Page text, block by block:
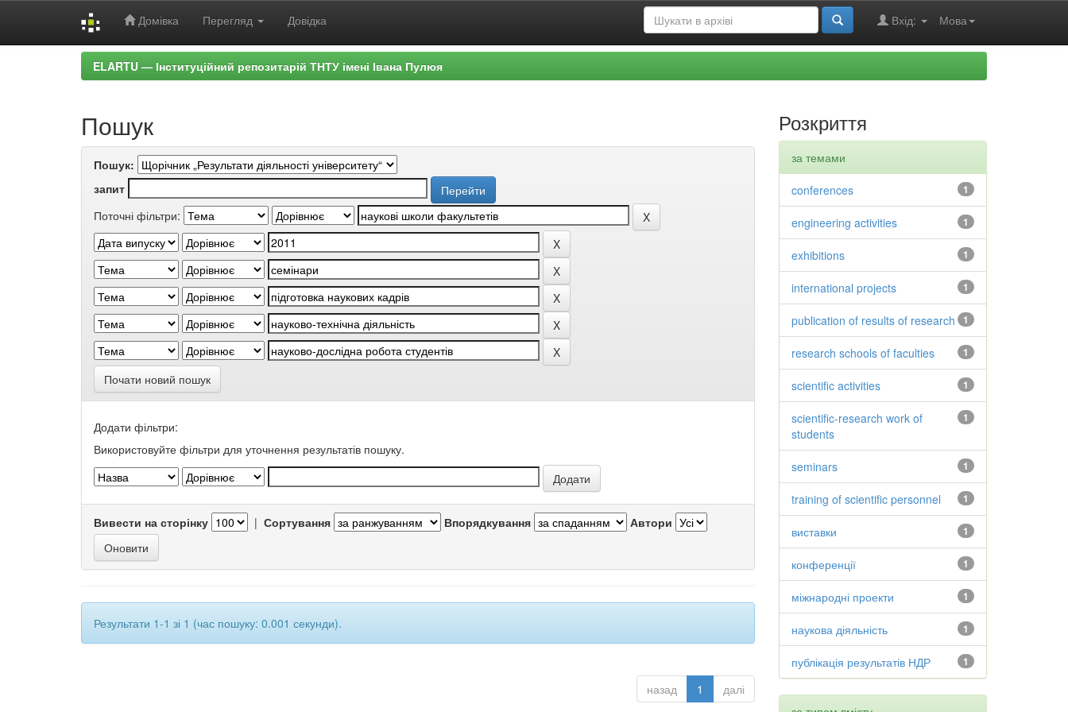
Домівка Перегляд Довідка Мова
Вхід:
ELARTU — Інституційний репозитарій ТНТУ імені Івана Пулюя
Пошук
Пошук:
запит
Поточні фільтри:
Почати новий пошук
Додати фільтри:
Використовуйте фільтри для уточнення результатів пошуку.
Вивести на сторінку | Сортування Впорядкування Автори
Результати 1-1 зі 1 (час пошуку: 0.001 секунди).
назад 1 далі
Розкриття
за темами
1
conferences
1
engineering activities
1
exhibitions
1
international projects
1
publication of results of research
1
research schools of faculties
1
scientific activities
1
scientific-research work of
students
1
seminars
1
training of scientific personnel
1
виставки
1
конференції
1
міжнародні проекти
1
наукова діяльність
1
публікація результатів НДР